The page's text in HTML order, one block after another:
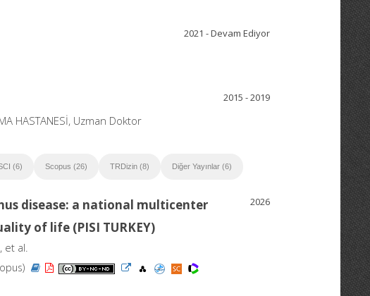
2021 - Devam Ediyor
2015 - 2019
HASTANESİ, Uzman Doktor
(6) Scopus (26) TRDizin (8) Diğer Yayınlar (6)
2026
disease: a national multicenter
of life (PISI TURKEY)
, et al.